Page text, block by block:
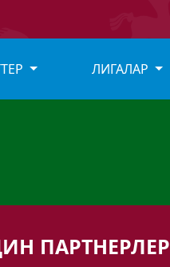
ЛИГАЛАР
ПАРТНЕРЛЕР